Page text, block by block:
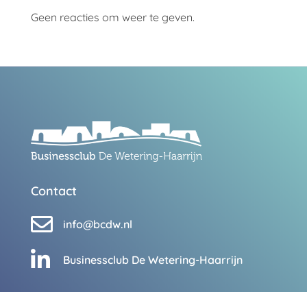
Geen reacties om weer te geven.
Contact
 info@bcdw.nl
 Businessclub De Wetering-Haarrijn